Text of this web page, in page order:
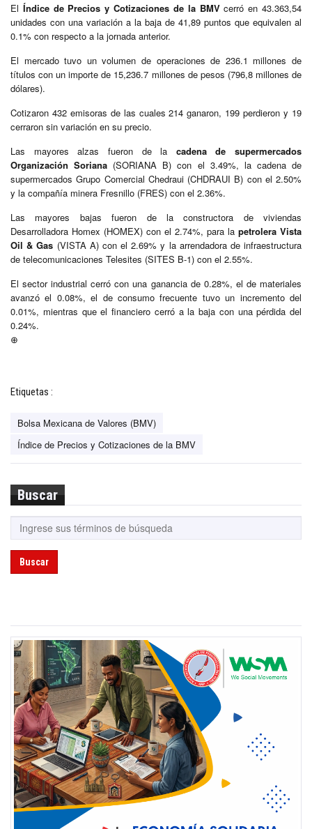
El Índice de Precios y Cotizaciones de la BMVcerró en 43.363,54
unidades con una variación a la baja de 41,89 puntos que equivalen al
0.1% con respecto a la jornada anterior.
El mercado tuvo un volumen de operaciones de 236.1 millones de
títulos con un importe de 15,236.7 millones de pesos (796,8 millones de
dólares).
Cotizaron 432 emisoras de las cuales 214 ganaron, 199 perdieron y 19
cerraron sin variación en su precio.
Las mayores alzas fueron de la cadena de supermercados
Organización Soriana (SORIANA B) con el 3.49%, la cadena de
supermercados Grupo Comercial Chedraui (CHDRAUI B) con el 2.50%
y la compañía minera Fresnillo (FRES) con el 2.36%.
Las mayores bajas fueron de la constructora de viviendas
Desarrolladora Homex (HOMEX) con el 2.74%, para la petrolera Vista
Oil & Gas (VISTA A) con el 2.69% y la arrendadora de infraestructura
de telecomunicaciones Telesites (SITES B-1) con el 2.55%.
El sector industrial cerró con una ganancia de 0.28%, el de materiales
avanzó el 0.08%, el de consumo frecuente tuvo un incremento del
0.01%, mientras que el financiero cerró a la baja con una pérdida del
0.24%.
⊕
Etiquetas :
Bolsa Mexicana de Valores (BMV)
Índice de Precios y Cotizaciones de la BMV
Buscar
Buscar